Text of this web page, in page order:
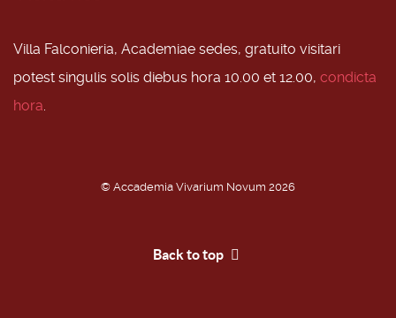
Villa Falconieria, Academiae sedes, gratuito visitari
potest singulis solis diebus hora 10.00 et 12.00, condicta
hora.
© Accademia Vivarium Novum 2026
Back to top